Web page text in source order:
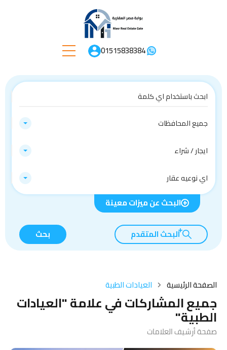
01515838384
جميع المحافظات
ايجار / شراء
اي نوعيه عقار
البحث عن ميزات معينة
البحث المتقدم بحث
الصفحة الرئيسية العيادات الطبية
جميع المشاركات في علامة "العيادات
الطبية"
صفحة أرشيف العلامات